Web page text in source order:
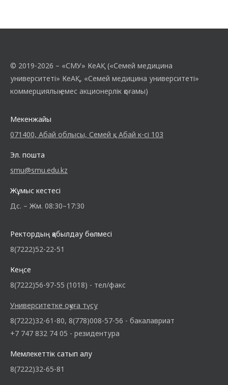
© 2019-2026 – «СМУ» КеАҚ («Семей медицина
университеті» КеАҚ, «Семей медицина университеті»
коммерциялық емес акционерлік қоғамы)
Мекенжайы
071400, Абай облысы, Семей қ., Абай к-сі 103
Эл. пошта
smu@smu.edu.kz
Жұмыс кестесі
Дс. – Жм. 08:30–17:30
Ректордың қабылдау бөлмесі
8(7222)52-22-51
Кеңсе
8(7222)56-97-55 (1018) - тел/факс
Университетке оқуға түсу
8(7222)32-61-80, 8(778)008-57-56 - бакалавриат
+7 747 832 74 05 - резидентура
Мемлекеттік сатып алу
8(7222)32-65-81